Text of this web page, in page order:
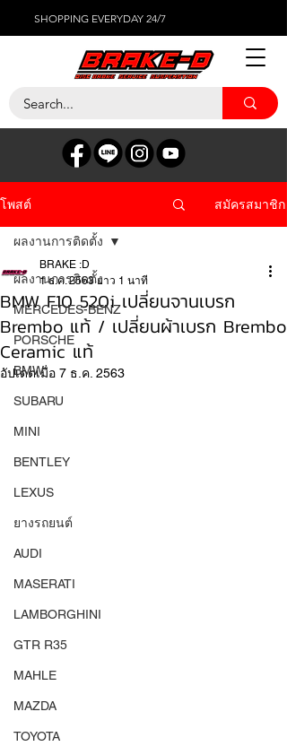
SHOPPING EVERYDAY 24/7
โพสต์ สมัครสมาชิก
ผลงานการติดตั้ง
MERCEDES-BENZ
PORSCHE
BMW
SUBARU
MINI
BENTLEY
LEXUS
ยางรถยนต์
AUDI
MASERATI
LAMBORGHINI
GTR R35
MAHLE
MAZDA
TOYOTA
ผลงานการติดตั้ง
BMW F10 520i เปลี่ยนจานเบรก
Brembo แท้ / เปลี่ยนผ้าเบรก Brembo
Ceramic แท้
BRAKE :D
1 ธ.ค. 2563 ยาว 1 นาที
อัปเดตเมื่อ 7 ธ.ค. 2563